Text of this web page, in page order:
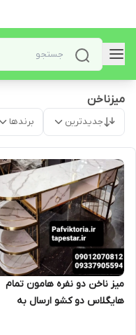
میزناخن
جدیدترین برندها
میز ناخن دو نفره هامون تمام
هایگلاس دو کشو ارسال به